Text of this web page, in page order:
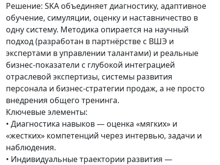
Решение: SKA объединяет диагностику, адаптивное
обучение, симуляции, оценку и наставничество в
одну систему. Методика опирается на научный
подход (разработан в партнёрстве с ВШЭ и
экспертами в управлении талантами) и реальные
бизнес-показатели с глубокой интеграцией
отраслевой экспертизы, системы развития
персонала и бизнес-стратегии продаж, а не просто
внедрения общего тренинга.
Ключевые элементы:
• Диагностика навыков — оценка «мягких» и
«жестких» компетенций через интервью, задачи и
наблюдения.
• Индивидуальные траектории развития —